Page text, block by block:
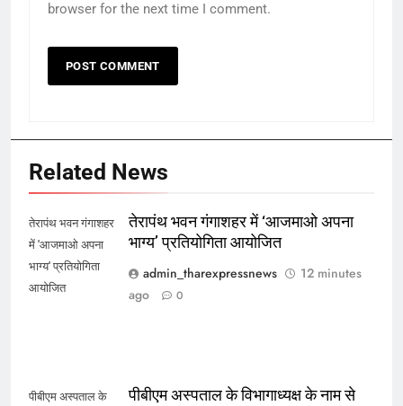
browser for the next time I comment.
Related News
तेरापंथ भवन गंगाशहर
में 'आजमाओ अपना
भाग्य' प्रतियोगिता
आयोजित
तेरापंथ भवन गंगाशहर में ‘आजमाओ अपना
भाग्य’ प्रतियोगिता आयोजित
admin_tharexpressnews
12 minutes
ago
0
पीबीएम अस्पताल के
पीबीएम अस्पताल के विभागाध्यक्ष के नाम से